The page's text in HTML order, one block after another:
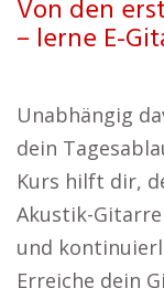
Von den
– lerne E-
Unabhängig
dein
Kurs hilft dir,
Akustik-
und
Erreiche dein